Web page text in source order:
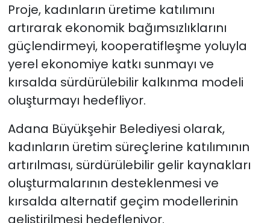
Proje, kadınların üretime katılımını
artırarak ekonomik bağımsızlıklarını
güçlendirmeyi, kooperatifleşme yoluyla
yerel ekonomiye katkı sunmayı ve
kırsalda sürdürülebilir kalkınma modeli
oluşturmayı hedefliyor.
Adana Büyükşehir Belediyesi olarak,
kadınların üretim süreçlerine katılımının
artırılması, sürdürülebilir gelir kaynakları
oluşturmalarının desteklenmesi ve
kırsalda alternatif geçim modellerinin
geliştirilmesi hedefleniyor.